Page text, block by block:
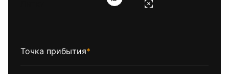
Точка прибытия*